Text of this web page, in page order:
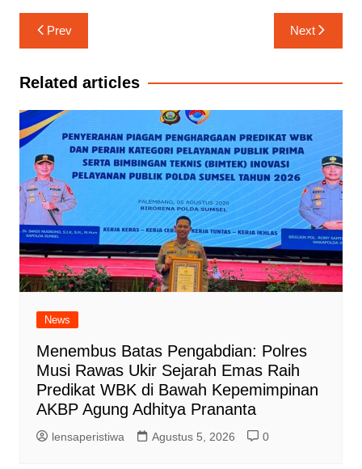
Navigasi
pos
Prev Next
Related articles
News
Menembus Batas Pengabdian: Polres
Musi Rawas Ukir Sejarah Emas Raih
Predikat WBK di Bawah Kepemimpinan
AKBP Agung Adhitya Prananta
lensaperistiwa Agustus 5, 2026 0